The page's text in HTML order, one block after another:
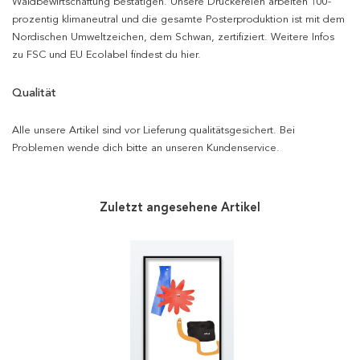
prozentig klimaneutral und die gesamte Posterproduktion ist mit dem
Nordischen Umweltzeichen, dem Schwan, zertifiziert. Weitere Infos
zu FSC und EU Ecolabel findest du hier.
Qualität
Alle unsere Artikel sind vor Lieferung qualitätsgesichert. Bei
Problemen wende dich bitte an unseren Kundenservice.
Zuletzt angesehene Artikel